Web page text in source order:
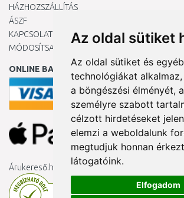
Az oldal sütiket
Az oldal sütiket és
technológiákat
a böngészési élményét,
személyre szabott
célzott hirdetéseket
elemzi a weboldalunk
megtudjuk honnan
látogatóink.
Elfogadom
HÁZHOZSZÁLLÍTÁS
ÁSZF
KAPCSOLAT
MÓDOSÍTSA A COOKIE-BEÁLLÍTÁSAIMAT
ONLINE BANKKÁRTYÁVAL
Árukereső.hu